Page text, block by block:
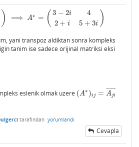
) ⟹ A∗ = ( 3 − 2i
2 + i
4
5 + 3i )
3 2i42+ 5+3 )
yani transpoz aldiktan sonra kompleks
tanim ise sadece orijinal matriksi eksi
eslenik olmak uzere (A∗ )i j = A ji
¯ ¯
¯¯¯¯¯
(A∗)ij= Aji¯
tarafından yorumlandı
Cevapla